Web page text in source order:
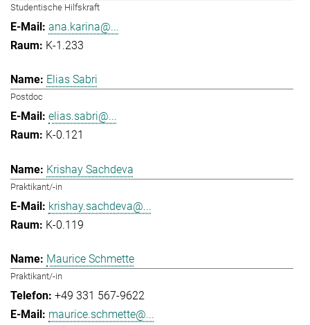
Studentische Hilfskraft
ana.karina@...
K-1.233
Elias Sabri
Postdoc
elias.sabri@...
K-0.121
Krishay Sachdeva
Praktikant/-in
krishay.sachdeva@...
K-0.119
Maurice Schmette
Praktikant/-in
+49 331 567-9622
maurice.schmette@...